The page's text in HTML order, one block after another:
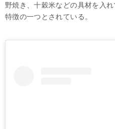
野焼き、十穀米などの具材を入
特徴の一つとされている。